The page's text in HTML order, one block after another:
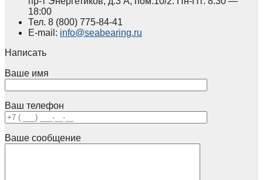
18:00
Тел. 8 (800) 775-84-41
E-mail: info@seabearing.ru
Написать
Ваше имя
Ваш телефон
Ваше сообщение